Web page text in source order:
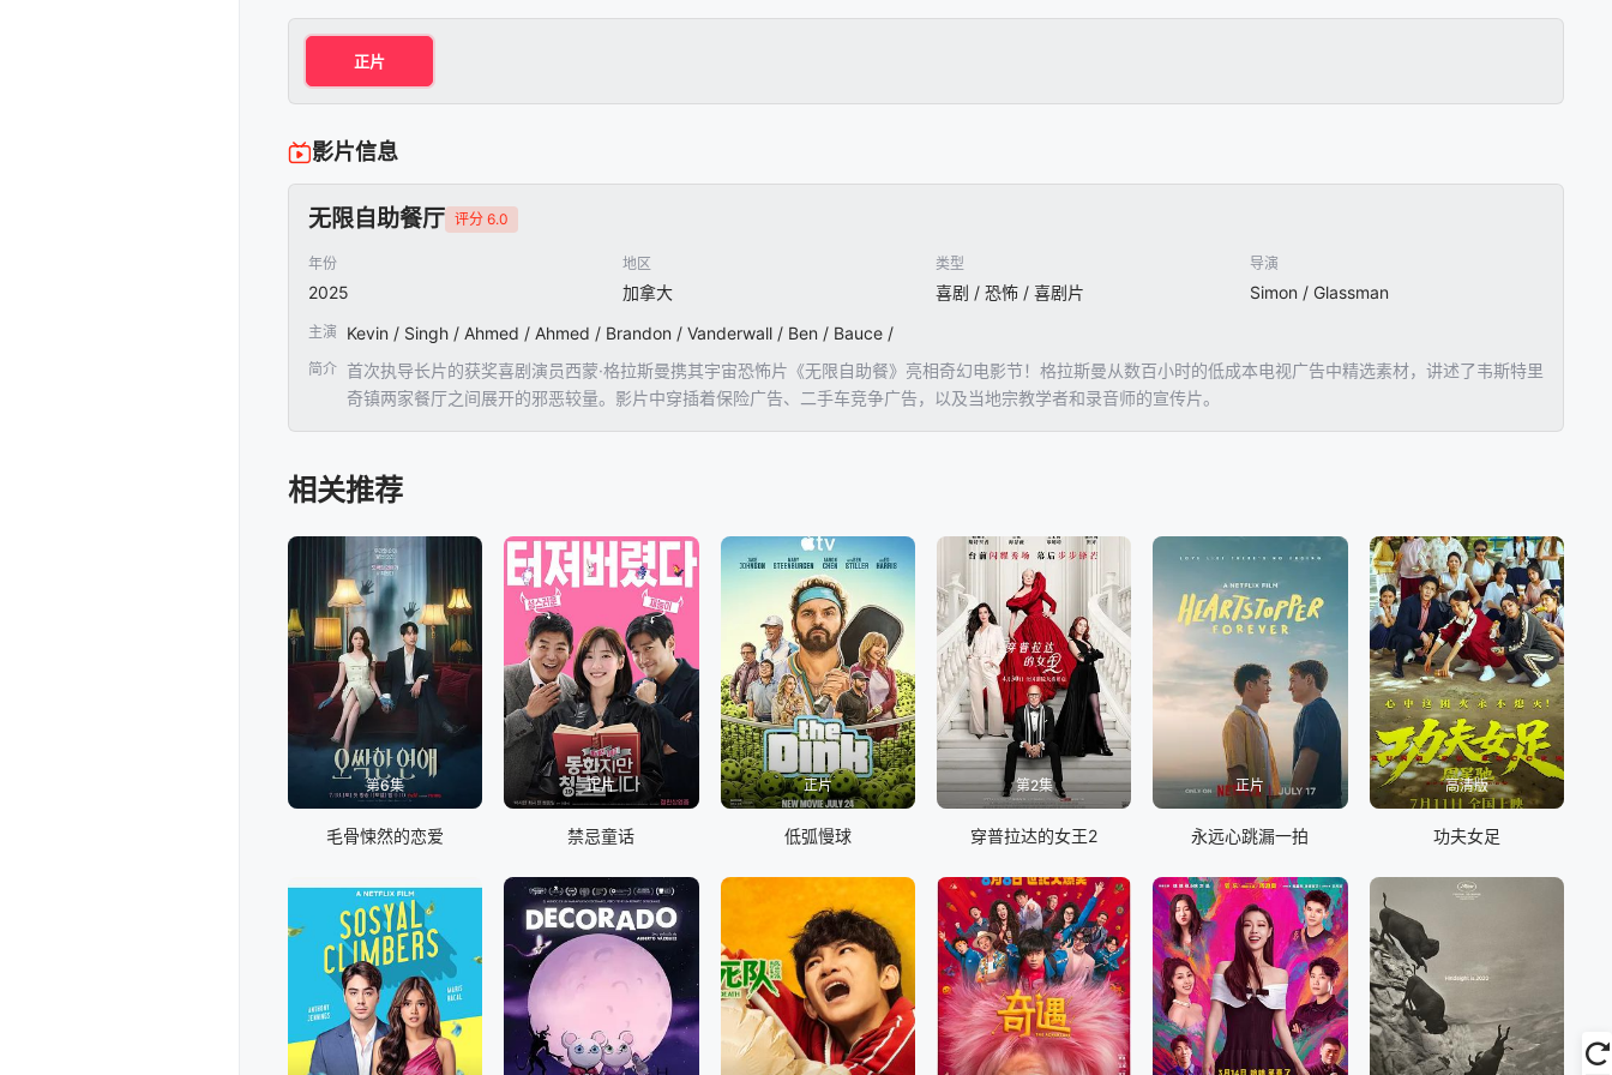
正片
影片信息
无限自助餐厅 评分 6.0
年份
2025
地区
加拿大
类型
喜剧 / 恐怖 / 喜剧片
导演
Simon / Glassman
主演 Kevin / Singh / Ahmed / Ahmed / Brandon / Vanderwall / Ben / Bauce /
简介 首次执导长片的获奖喜剧演员西蒙·格拉斯曼携其宇宙恐怖片《无限自助餐》亮相奇幻电影节！格拉斯曼从数百小时的低成本电视广告中精选素材，讲述了韦斯特里
奇镇两家餐厅之间展开的邪恶较量。影片中穿插着保险广告、二手车竞争广告，以及当地宗教学者和录音师的宣传片。
相关推荐
第6集
毛骨悚然的恋爱
正片
禁忌童话
正片
低弧慢球
第2集
穿普拉达的女王2
正片
永远心跳漏一拍
高清版
功夫女足